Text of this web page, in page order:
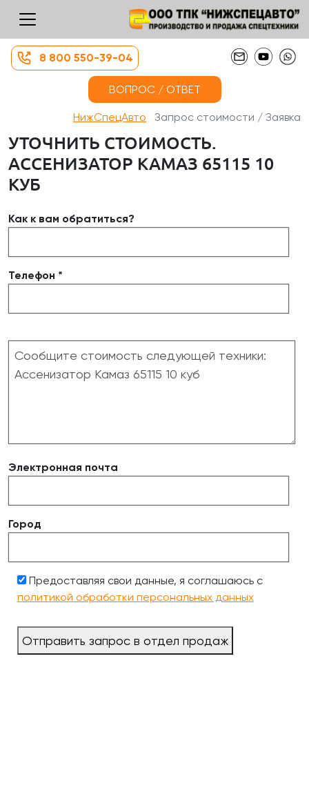
8 800 550-39-04
ВОПРОС / ОТВЕТ
НижСпецАвто Запрос стоимости / Заявка
УТОЧНИТЬ СТОИМОСТЬ.
АССЕНИЗАТОР КАМАЗ 65115 10
КУБ
Как к вам обратиться?
Телефон *
Электронная почта
Город
Предоставляя свои данные, я соглашаюсь с
политикой обработки персональных данных
Отправить запрос в отдел продаж